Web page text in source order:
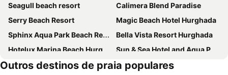
Seagull beach resort
Calimera Blend Paradise
Serry Beach Resort
Magic Beach Hotel Hurghada
Sphinx Aqua Park Beach Resort
Bella Vista Resort Hurghada
Hotelux Marina Beach Hurghada
Sun & Sea Hotel and Aqua Park - Hurghada
Lemon & Soul Makadi Garden
Riviera Aqua Park Resort
Outros destinos de praia populares